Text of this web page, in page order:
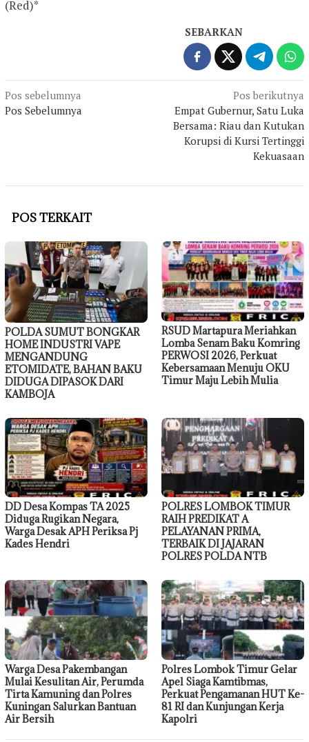
(Red)*
SEBARKAN
Navigasi
pos
Pos sebelumnya
Pos Sebelumnya
Pos berikutnya
Empat Gubernur, Satu Luka
Bersama: Riau dan Kutukan
Korupsi di Kursi Tertinggi
Kekuasaan
POS TERKAIT
POLDA SUMUT BONGKAR
HOME INDUSTRI VAPE
MENGANDUNG
ETOMIDATE, BAHAN BAKU
DIDUGA DIPASOK DARI
KAMBOJA
RSUD Martapura Meriahkan
Lomba Senam Baku Komring
PERWOSI 2026, Perkuat
Kebersamaan Menuju OKU
Timur Maju Lebih Mulia
DD Desa Kompas TA 2025
Diduga Rugikan Negara,
Warga Desak APH Periksa Pj
Kades Hendri
POLRES LOMBOK TIMUR
RAIH PREDIKAT A
PELAYANAN PRIMA,
TERBAIK DI JAJARAN
POLRES POLDA NTB
Warga Desa Pakembangan
Mulai Kesulitan Air, Perumda
Tirta Kamuning dan Polres
Kuningan Salurkan Bantuan
Air Bersih
Polres Lombok Timur Gelar
Apel Siaga Kamtibmas,
Perkuat Pengamanan HUT Ke-
81 RI dan Kunjungan Kerja
Kapolri